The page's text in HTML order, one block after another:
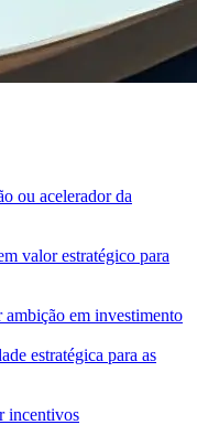
ou acelerador da
valor estratégico para
em investimento
estratégica para as
incentivos